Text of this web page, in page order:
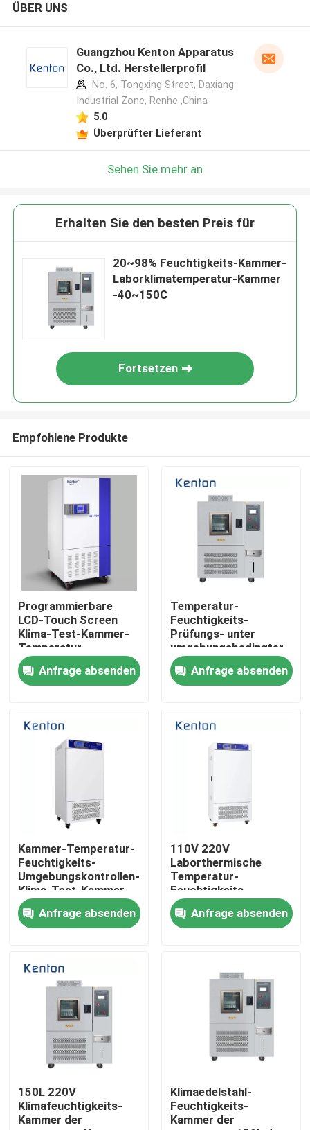
Nach Hause
Kontakte
Produkte
Labortrockenerer Ofen
Thermostatischer Brutkasten
Abkühlender Brutkasten
Klimakammer
ÜBER UNS
Guangzhou Kenton Apparatus
Co., Ltd. Herstellerprofil
No. 6, Tongxing Street, Daxiang
Industrial Zone, Renhe ,China
5.0
Überprüfter Lieferant
Sehen Sie mehr an
Erhalten Sie den besten Preis für
20~98% Feuchtigkeits-Kammer-
Laborklimatemperatur-Kammer
-40~150C
Fortsetzen
Empfohlene Produkte
Programmierbare
LCD-Touch Screen
Klima-Test-Kammer-
Temperatur-
Feuchtigkeits-
Klimaprüfvorrichtung
Anfrage absenden
Temperatur-
Feuchtigkeits-
Prüfungs- unter
umgebungsbedingter
Klima-Test-Kammer
150L
Anfrage absenden
Kammer-Temperatur-
Feuchtigkeits-
Umgebungskontrollen-
Klima-Test-Kammer
des Klimatest-SS304
Anfrage absenden
110V 220V
Laborthermische
Temperatur-
Feuchtigkeits-
programmierbares
Klima der Klimatest-
Kammer-0-65C
Anfrage absenden
150L 220V
Klimafeuchtigkeits-
Kammer der
Klimaedelstahl-
Feuchtigkeits-
Kammer der